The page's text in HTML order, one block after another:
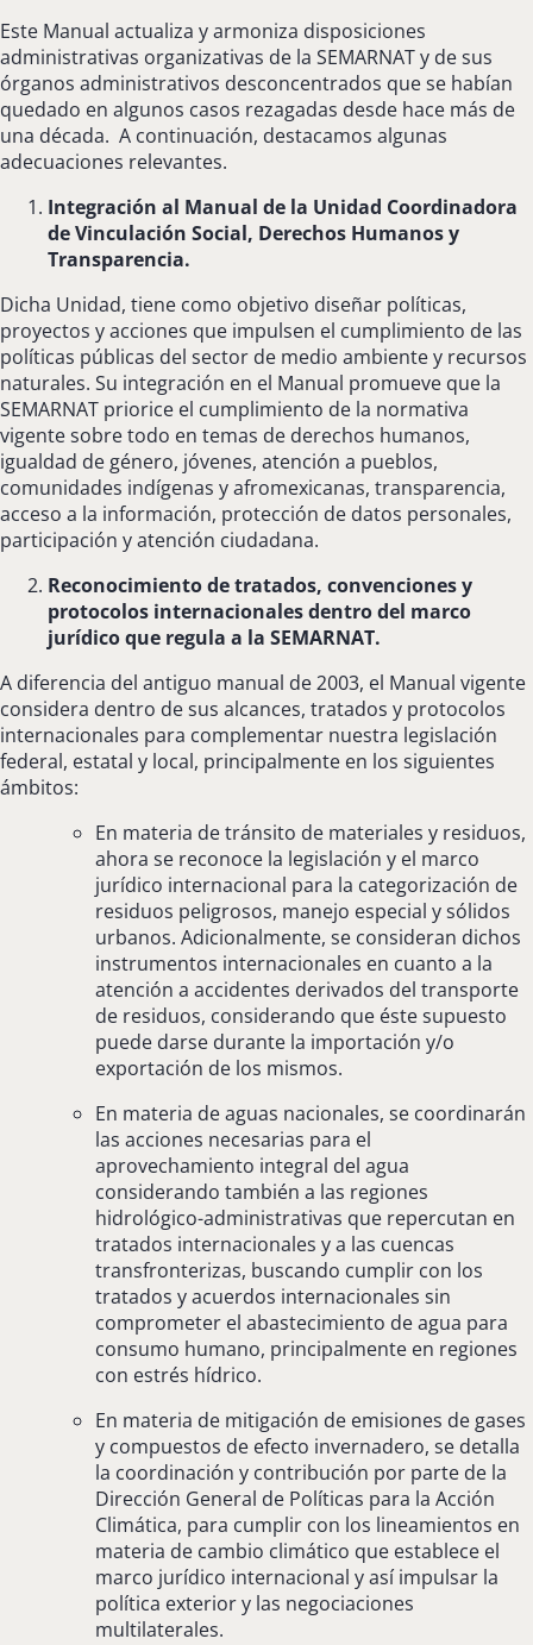
Este Manual actualiza y armoniza disposiciones
administrativas organizativas de la SEMARNAT y de sus
órganos administrativos desconcentrados que se habían
quedado en algunos casos rezagadas desde hace más de
una década. A continuación, destacamos algunas
adecuaciones relevantes.
Integración al Manual de la Unidad Coordinadora
de Vinculación Social, Derechos Humanos y
Transparencia.
Dicha Unidad, tiene como objetivo diseñar políticas,
proyectos y acciones que impulsen el cumplimiento de las
políticas públicas del sector de medio ambiente y recursos
naturales. Su integración en el Manual promueve que la
SEMARNAT priorice el cumplimiento de la normativa
vigente sobre todo en temas de derechos humanos,
igualdad de género, jóvenes, atención a pueblos,
comunidades indígenas y afromexicanas, transparencia,
acceso a la información, protección de datos personales,
participación y atención ciudadana.
Reconocimiento de tratados, convenciones y
protocolos internacionales dentro del marco
jurídico que regula a la SEMARNAT.
A diferencia del antiguo manual de 2003, el Manual vigente
considera dentro de sus alcances, tratados y protocolos
internacionales para complementar nuestra legislación
federal, estatal y local, principalmente en los siguientes
ámbitos:
En materia de tránsito de materiales y residuos,
ahora se reconoce la legislación y el marco
jurídico internacional para la categorización de
residuos peligrosos, manejo especial y sólidos
urbanos. Adicionalmente, se consideran dichos
instrumentos internacionales en cuanto a la
atención a accidentes derivados del transporte
de residuos, considerando que éste supuesto
puede darse durante la importación y/o
exportación de los mismos.
En materia de aguas nacionales, se coordinarán
las acciones necesarias para el
aprovechamiento integral del agua
considerando también a las regiones
hidrológico-administrativas que repercutan en
tratados internacionales y a las cuencas
transfronterizas, buscando cumplir con los
tratados y acuerdos internacionales sin
comprometer el abastecimiento de agua para
consumo humano, principalmente en regiones
con estrés hídrico.
En materia de mitigación de emisiones de gases
y compuestos de efecto invernadero, se detalla
la coordinación y contribución por parte de la
Dirección General de Políticas para la Acción
Climática, para cumplir con los lineamientos en
materia de cambio climático que establece el
marco jurídico internacional y así impulsar la
política exterior y las negociaciones
multilaterales.